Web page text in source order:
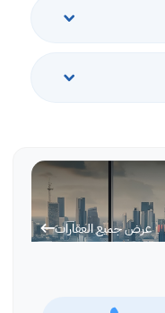
عرض جميع العقارات